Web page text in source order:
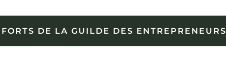
DE LA GUILDE DES ENTREPRENEURS